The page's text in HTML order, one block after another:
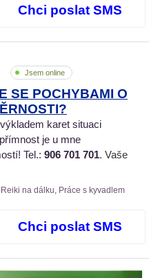
Chci poslat SMS
Jsem online
SE POCHYBAMI O
karet situaci
je u mne
Tel.: 906 701 701. Vaše
na dálku, Práce s kyvadlem
Chci poslat SMS